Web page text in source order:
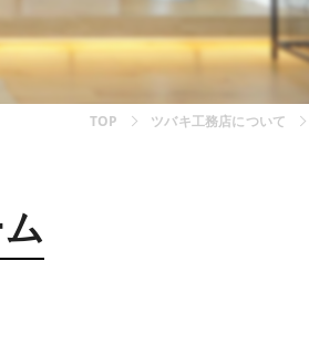
TOP ツバキ工務店について